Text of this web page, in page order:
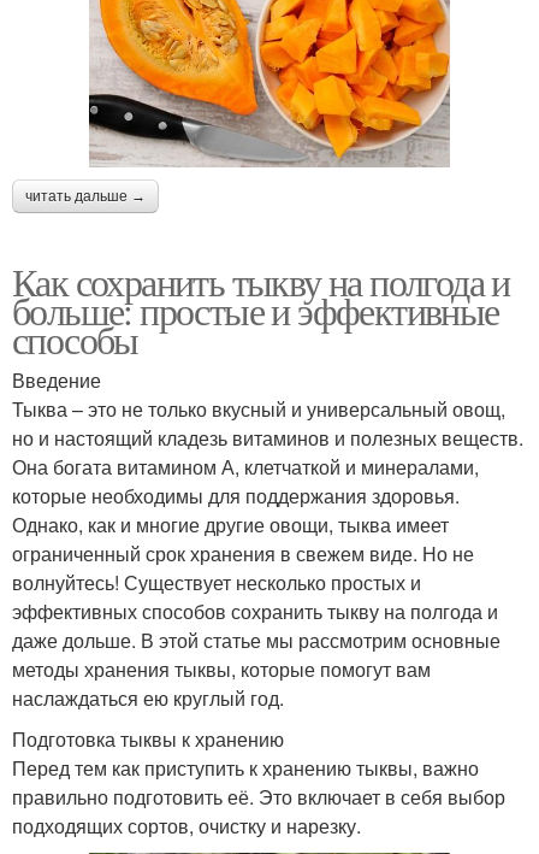
читать дальше →
Как сохранить тыкву на полгода и
больше: простые и эффективные
способы
Введение
Тыква – это не только вкусный и универсальный овощ,
но и настоящий кладезь витаминов и полезных веществ.
Она богата витамином А, клетчаткой и минералами,
которые необходимы для поддержания здоровья.
Однако, как и многие другие овощи, тыква имеет
ограниченный срок хранения в свежем виде. Но не
волнуйтесь! Существует несколько простых и
эффективных способов сохранить тыкву на полгода и
даже дольше. В этой статье мы рассмотрим основные
методы хранения тыквы, которые помогут вам
наслаждаться ею круглый год.
Подготовка тыквы к хранению
Перед тем как приступить к хранению тыквы, важно
правильно подготовить её. Это включает в себя выбор
подходящих сортов, очистку и нарезку.